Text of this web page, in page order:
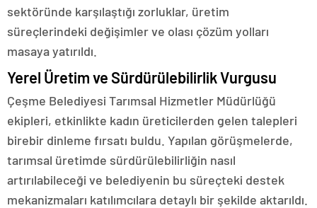
sektöründe karşılaştığı zorluklar, üretim
süreçlerindeki değişimler ve olası çözüm yolları
masaya yatırıldı.
Yerel Üretim ve Sürdürülebilirlik Vurgusu
Çeşme Belediyesi Tarımsal Hizmetler Müdürlüğü
ekipleri, etkinlikte kadın üreticilerden gelen talepleri
birebir dinleme fırsatı buldu. Yapılan görüşmelerde,
tarımsal üretimde sürdürülebilirliğin nasıl
artırılabileceği ve belediyenin bu süreçteki destek
mekanizmaları katılımcılara detaylı bir şekilde aktarıldı.